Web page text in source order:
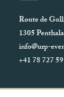
Route de
1305
info@urp-
+41 78 727